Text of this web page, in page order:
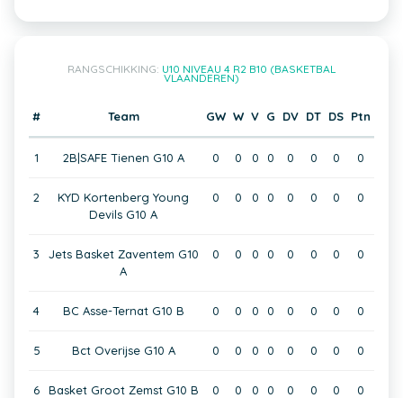
RANGSCHIKKING: U10 NIVEAU 4 R2 B10 (BASKETBAL
VLAANDEREN)
# Team GW W V G DV DT DS Ptn
1 2B|SAFE Tienen G10 A 0 0 0 0 0 0 0 0
2
KYD Kortenberg Young
Devils G10 A
0 0 0 0 0 0 0 0
3
Jets Basket Zaventem G10
A
0 0 0 0 0 0 0 0
4 BC Asse-Ternat G10 B 0 0 0 0 0 0 0 0
5 Bct Overijse G10 A 0 0 0 0 0 0 0 0
6 Basket Groot Zemst G10 B 0 0 0 0 0 0 0 0